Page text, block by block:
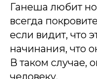
Ганеша любит
всегда
если видит, что
начинания, что
В таком случае,
человеку.